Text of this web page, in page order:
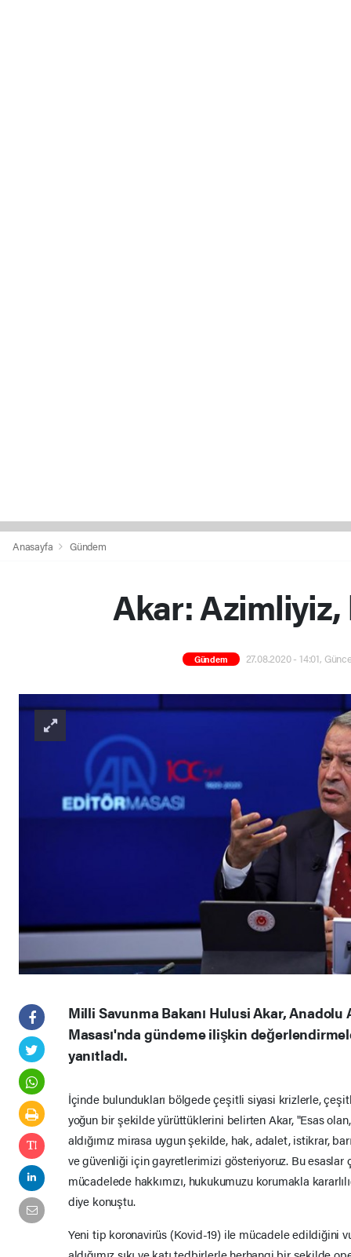
Anasayfa Gündem
Akar: Azimliyiz,
Gündem 27.08.2020 - 14:01,
Milli Savunma Bakanı Hulusi Akar, Anadolu
Masası'nda gündeme ilişkin
yanıtladı.
İçinde bulundukları bölgede çeşitli siyasi krizlerle,
yoğun bir şekilde yürüttüklerini belirten Akar, "Esas
aldığımız mirasa uygun şekilde, hak, adalet, istikrar,
ve güvenliği için gayretlerimizi gösteriyoruz. Bu esaslar
mücadelede hakkımızı, hukukumuzu korumakla
diye konuştu.
Yeni tip koronavirüs (Kovid-19) ile mücadele edildiğini